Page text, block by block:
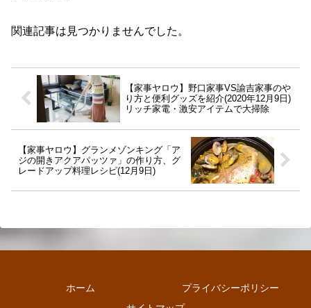
関連記事は見つかりませんでした。
【家事ヤロウ】野口家事VS諭吉家事のや
り方と便利グッズを紹介(2020年12月9日)
リッチ家電・激安アイテムで大掃除
【家事ヤロウ】グランメゾンキング「ア
ジの開きアクアパッツァ」の作り方、グ
レードアップ料理レシピ(12月9日)
ホーム
プライバシーポリシー